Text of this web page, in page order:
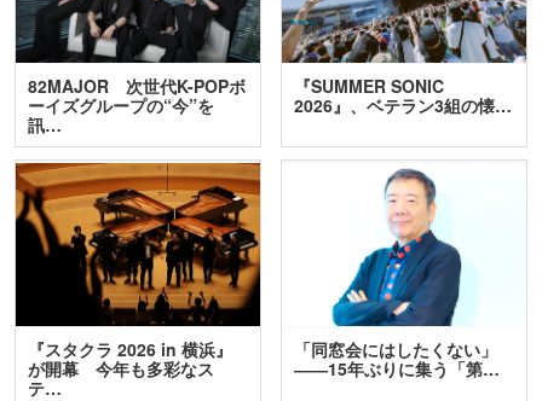
82MAJOR 次世代K-POPボ
ーイズグループの“今”を
訊…
『SUMMER SONIC
2026』、ベテラン3組の懐…
『スタクラ 2026 in 横浜』
が開幕 今年も多彩なス
テ…
「同窓会にはしたくない」
――15年ぶりに集う「第…